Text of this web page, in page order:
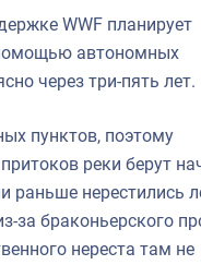
WWF планирует
автономных
через три-пять лет.
пунктов, поэтому
реки берут
раньше нерестились
за браконьерского
нереста там не